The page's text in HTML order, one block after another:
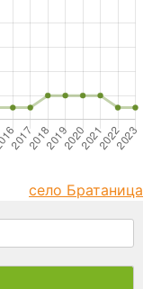
село Братаница